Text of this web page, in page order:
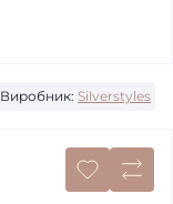
Виробник: Silverstyles